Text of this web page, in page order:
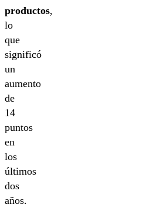
productos,
lo
que
significó
un
aumento
de
14
puntos
en
los
últimos
dos
años.